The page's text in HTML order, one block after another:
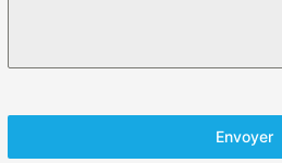
Envoyer